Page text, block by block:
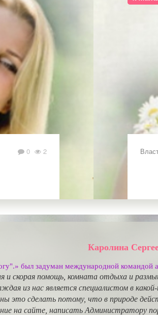
2
помогающие в жизни
Каролина
был задуман международной командой
и скорая помощь, комната отдыха и
из нас является специалистом в
это сделать потому, что в природе
на сайте, написать Администратору